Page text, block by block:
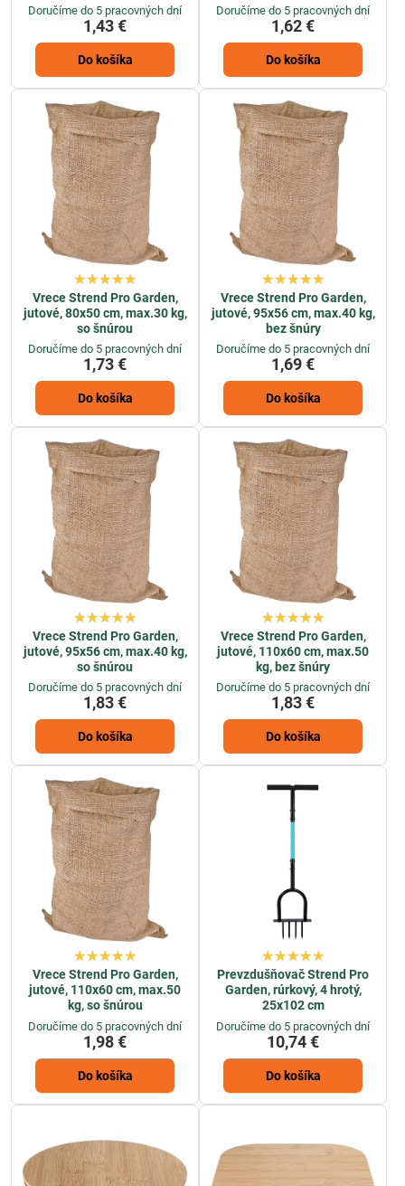
Doručíme do 5 pracovných dní
1,43 €
Do košíka
Doručíme do 5 pracovných dní
1,62 €
Do košíka
Vrece Strend Pro Garden,
jutové, 80x50 cm, max.30 kg,
so šnúrou
Doručíme do 5 pracovných dní
1,73 €
Do košíka
Vrece Strend Pro Garden,
jutové, 95x56 cm, max.40 kg,
bez šnúry
Doručíme do 5 pracovných dní
1,69 €
Do košíka
Vrece Strend Pro Garden,
jutové, 95x56 cm, max.40 kg,
so šnúrou
Doručíme do 5 pracovných dní
1,83 €
Do košíka
Vrece Strend Pro Garden,
jutové, 110x60 cm, max.50
kg, bez šnúry
Doručíme do 5 pracovných dní
1,83 €
Do košíka
Vrece Strend Pro Garden,
jutové, 110x60 cm, max.50
kg, so šnúrou
Doručíme do 5 pracovných dní
1,98 €
Do košíka
Prevzdušňovač Strend Pro
Garden, rúrkový, 4 hrotý,
25x102 cm
Doručíme do 5 pracovných dní
10,74 €
Do košíka